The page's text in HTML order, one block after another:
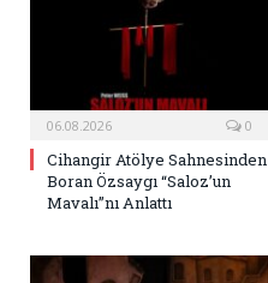
06.08.2026 0
Cihangir Atölye Sahnesinden
Boran Özsaygı “Saloz’un
Mavalı”nı Anlattı